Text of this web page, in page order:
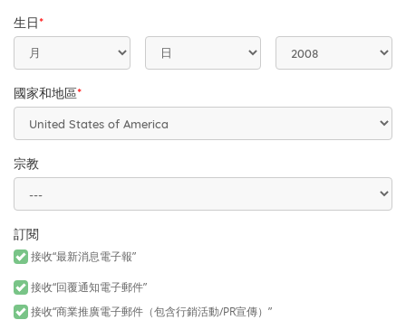
生日 *
國家和地區*
宗教
訂閱
接收“最新消息電子報”
接收“回覆通知電子郵件”
接收“商業推廣電子郵件（包含行銷活動/PR宣傳）”